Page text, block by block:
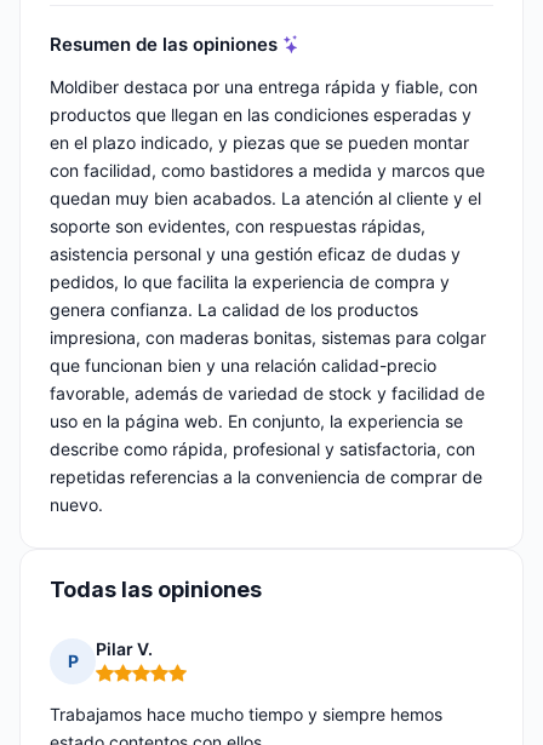
Resumen de las opiniones
Moldiber destaca por una entrega rápida y fiable, con
productos que llegan en las condiciones esperadas y
en el plazo indicado, y piezas que se pueden montar
con facilidad, como bastidores a medida y marcos que
quedan muy bien acabados. La atención al cliente y el
soporte son evidentes, con respuestas rápidas,
asistencia personal y una gestión eficaz de dudas y
pedidos, lo que facilita la experiencia de compra y
genera confianza. La calidad de los productos
impresiona, con maderas bonitas, sistemas para colgar
que funcionan bien y una relación calidad-precio
favorable, además de variedad de stock y facilidad de
uso en la página web. En conjunto, la experiencia se
describe como rápida, profesional y satisfactoria, con
repetidas referencias a la conveniencia de comprar de
nuevo.
Todas las opiniones
P
Pilar V.
Nota: 5 de 5
Trabajamos hace mucho tiempo y siempre hemos